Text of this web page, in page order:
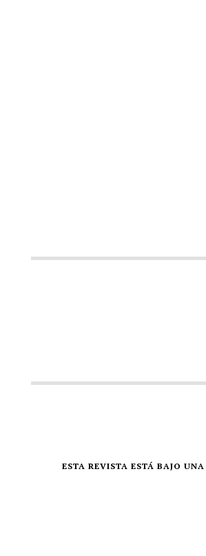
ESTA REVISTA ESTÁ BAJO